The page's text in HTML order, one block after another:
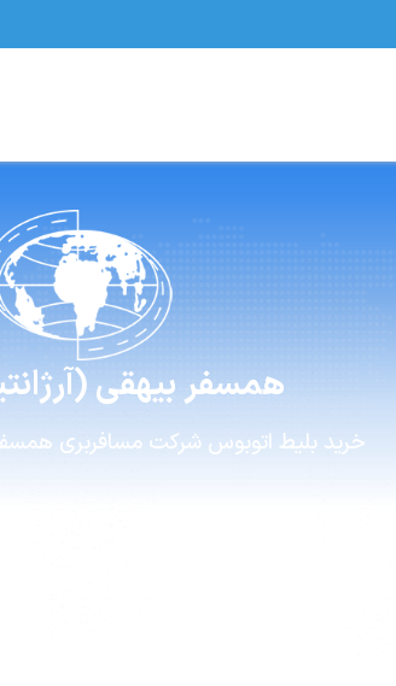
همسفربیهقی
خرید بلیط اتوبوس شرکت مسافربری